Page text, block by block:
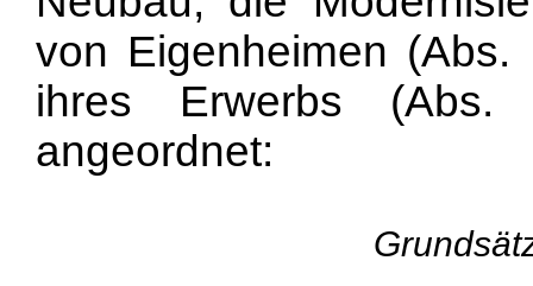
von Eigenheimen
ihres Erwerbs
angeordnet: